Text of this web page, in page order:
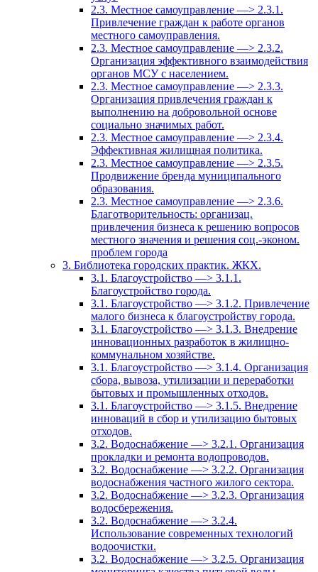
2.3. Местное самоуправление —> 2.3.1.
Привлечение граждан к работе органов
местного самоуправления.
2.3. Местное самоуправление —> 2.3.2.
Организация эффективного взаимодействия
органов МСУ с населением.
2.3. Местное самоуправление —> 2.3.3.
Организация привлечения граждан к
выполнению на добровольной основе
социально значимых работ.
2.3. Местное самоуправление —> 2.3.4.
Эффективная жилищная политика.
2.3. Местное самоуправление —> 2.3.5.
Продвижение бренда муниципального
образования.
2.3. Местное самоуправление —> 2.3.6.
Благотворительность: организац.
привлечения бизнеса к решению вопросов
местного значения и решения соц.-эконом.
проблем города
3. Библиотека городских практик. ЖКХ.
3.1. Благоустройство —> 3.1.1.
Благоустройство города.
3.1. Благоустройство —> 3.1.2. Привлечение
малого бизнеса к благоустройству города.
3.1. Благоустройство —> 3.1.3. Внедрение
инновационных разработок в жилищно-
коммунальном хозяйстве.
3.1. Благоустройство —> 3.1.4. Организация
сбора, вывоза, утилизации и переработки
бытовых и промышленных отходов.
3.1. Благоустройство —> 3.1.5. Внедрение
инноваций в сбор и утилизацию бытовых
отходов.
3.2. Водоснабжение —> 3.2.1. Организация
прокладки и ремонта водопроводов.
3.2. Водоснабжение —> 3.2.2. Организация
водоснабжения частного жилого сектора.
3.2. Водоснабжение —> 3.2.3. Организация
водосбережения.
3.2. Водоснабжение —> 3.2.4.
Использование современных технологий
водоочистки.
3.2. Водоснабжение —> 3.2.5. Организация